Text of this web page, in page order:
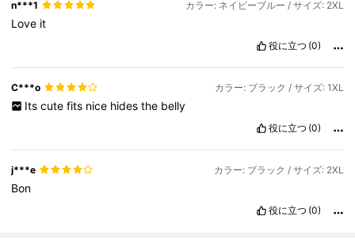
n***1 カラー: ネイビーブルー / サイズ: 2XL
Love it
役に立つ (0)
C***o カラー: ブラック / サイズ: 1XL
Its cute fits nice hides the belly
役に立つ (0)
j***e カラー: ブラック / サイズ: 2XL
Bon
役に立つ (0)